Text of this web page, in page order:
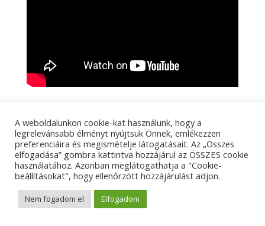
A weboldalunkon cookie-kat használunk, hogy a
legrelevánsabb élményt nyújtsuk Önnek, emlékezzen
preferenciáira és megismételje látogatásait. Az „Összes
elfogadása” gombra kattintva hozzájárul az ÖSSZES cookie
használatához. Azonban meglátogathatja a "Cookie-
beállításokat", hogy ellenőrzött hozzájárulást adjon.
Nem fogadom el Elfogadom